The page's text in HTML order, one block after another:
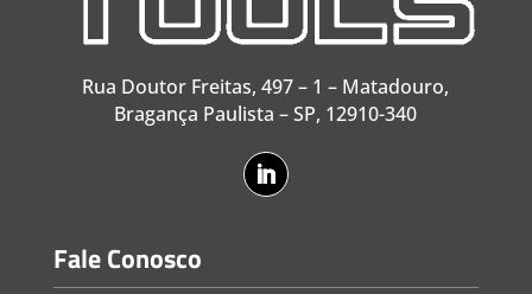
Rua Doutor Freitas, 497 – 1 – Matadouro,
Bragança Paulista – SP, 12910-340
Fale Conosco